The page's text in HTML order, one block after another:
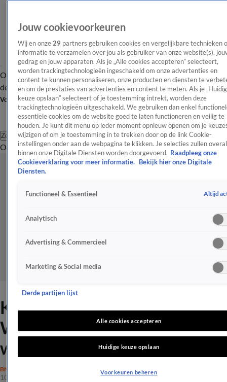
OverzichtAfleveringen Entertainment TV Algemeen
Tip
de redactieNieuwsbrief
Volg Shownieuws
Zoeken
OverzichtEntertainmentSpraakmakendRealityCrimeVideo's
Krankzinnig optreden voor
Wolter Kroes: 'Te bizar voor
woorden'
BN'ERS
10 juli 2025, 22:27
Jouw cookievoorkeuren
Wij en onze 29 partners gebruiken cookies en vergelijkbare technieken
informatie te verzamelen over jou als gebruiker van onze website(s),
gedrag en jouw apparaten. Als je „Alle cookies accepteren” selecteert,
worden trackingtechnologieën ingeschakeld om onze advertenties en
content te kunnen personaliseren, onze producten en diensten te
en om de prestaties van advertenties en content te meten. Als je
keuze opslaan” selecteert of je toestemming intrekt, worden deze
trackingtechnologieën uitgeschakeld. We gebruiken dan enkel
essentiële cookies om de website goed te laten functioneren en veilig te
houden. Je kunt dit menu op ieder moment opnieuw openen om je
wijzigen of om je toestemming in te trekken door op de link Cookie-
instellingen onder aan de webpagina te klikken. Je selecties zullen overal
binnen onze Digitale Diensten worden doorgevoerd. Raadpleeg onze
Cookieverklaring voor meer informatie.
Bekijk hier onze Digitale
Diensten.
Functioneel & Essentieel Altijd
Analytisch
Advertising & Commercieel
Marketing & Social media
Derde partijen lijst
Alle cookies accepteren
Huidige keuze opslaan
Voorkeuren beheren